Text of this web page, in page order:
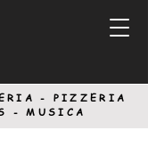
- PIZZERIA
- MUSICA